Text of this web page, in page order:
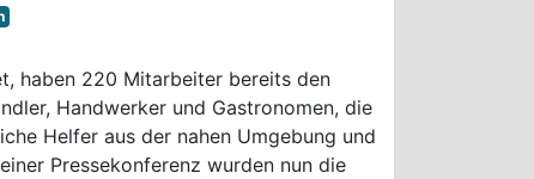
haben 220 Mitarbeiter bereits den
Handwerker und Gastronomen, die
Helfer aus der nahen Umgebung und
Pressekonferenz wurden nun die